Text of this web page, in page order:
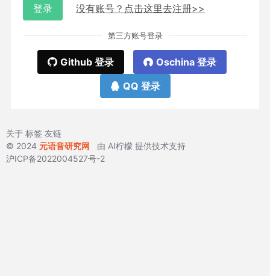
登录 没有账号？点击这里去注册>>
第三方账号登录
Github 登录
Oschina 登录
QQ 登录
关于 标签 友链
© 2024 元语音研究网 由 AI柠檬 提供技术支持
沪ICP备2022004527号-2